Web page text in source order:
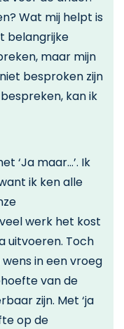
Wat mij helpt is
belangrijke
maar mijn
besproken zijn
kan ik
‘Ja maar…’. Ik
ik ken alle
werk het kost
uitvoeren. Toch
in een vroeg
van de
zijn. Met ‘ja
op de